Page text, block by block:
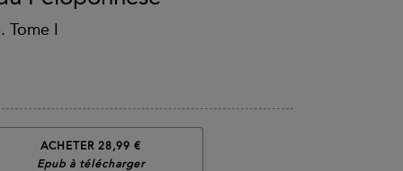
Tome I
ACHETER 28,99 €
Epub à télécharger